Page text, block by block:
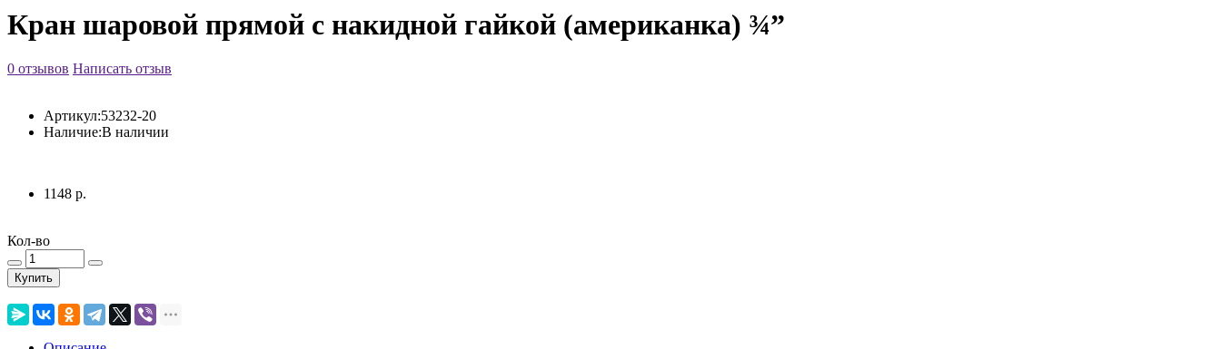
Кран шаровой прямой с накидной гайкой (американка) ¾”
0 отзывов Написать отзыв
Артикул:53232-20
Наличие:В наличии
1148 р.
Кол-во
Купить